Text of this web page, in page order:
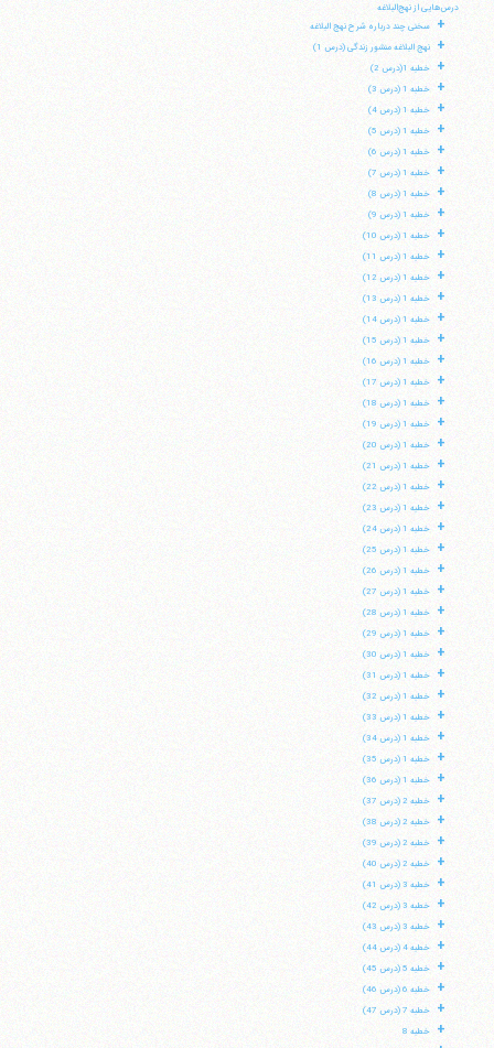
درس‌هایی از نهج‌البلاغه
+ سخنی چند درباره شرح نهج البلاغه
+ نهج البلاغه منشور زندگی (درس 1)
+ خطبه 1(درس 2)
+ خطبه 1 (درس 3)
+ خطبه 1 (درس 4)
+ خطبه 1 (درس 5)
+ خطبه 1 (درس 6)
+ خطبه 1 (درس 7)
+ خطبه 1 (درس 8)
+ خطبه 1 (درس 9)
+ خطبه 1 (درس 10)
+ خطبه 1 (درس 11)
+ خطبه 1 (درس 12)
+ خطبه 1 (درس 13)
+ خطبه 1 (درس 14)
+ خطبه 1 (درس 15)
+ خطبه 1 (درس 16)
+ خطبه 1 (درس 17)
+ خطبه 1 (درس 18)
+ خطبه 1 (درس 19)
+ خطبه 1 (درس 20)
+ خطبه 1 (درس 21)
+ خطبه 1 (درس 22)
+ خطبه 1 (درس 23)
+ خطبه 1 (درس 24)
+ خطبه 1 (درس 25)
+ خطبه 1 (درس 26)
+ خطبه 1 (درس 27)
+ خطبه 1 (درس 28)
+ خطبه 1 (درس 29)
+ خطبه 1 (درس 30)
+ خطبه 1 (درس 31)
+ خطبه 1 (درس 32)
+ خطبه 1 (درس 33)
+ خطبه 1 (درس 34)
+ خطبه 1 (درس 35)
+ خطبه 1 (درس 36)
+ خطبه 2 (درس 37)
+ خطبه 2 (درس 38)
+ خطبه 2 (درس 39)
+ خطبه 2 (درس 40)
+ خطبه 3 (درس 41)
+ خطبه 3 (درس 42)
+ خطبه 3 (درس 43)
+ خطبه 4 (درس 44)
+ خطبه 5 (درس 45)
+ خطبه 6 (درس 46)
+ خطبه 7 (درس 47)
+ خطبه 8